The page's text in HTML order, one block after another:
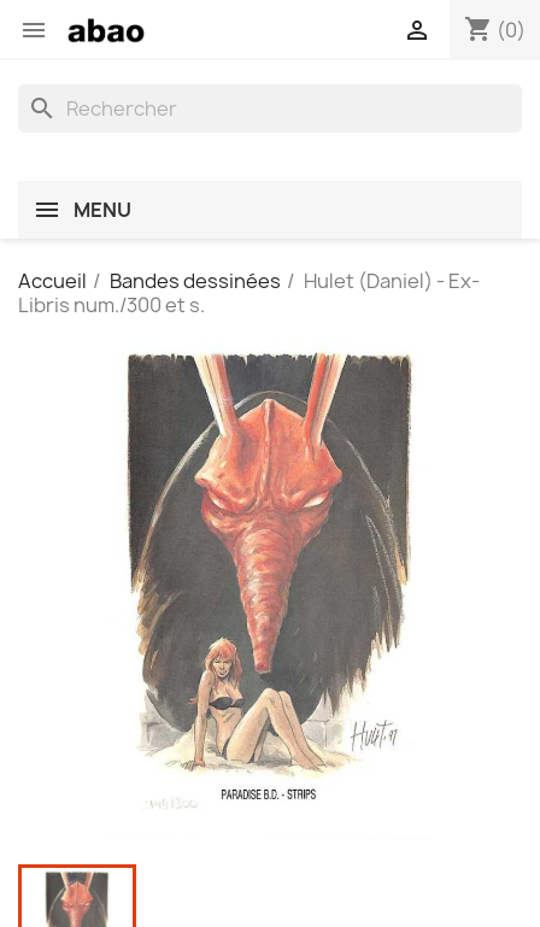
 shopping_cart (0)

search
MENU
Accueil Bandes dessinées
Hulet (Daniel) - Ex-
Libris num./300 et s.